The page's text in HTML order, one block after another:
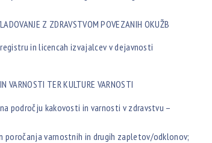
Z ZDRAVSTVOM POVEZANIH OKUŽB
in licencah izvajalcev v dejavnosti
VARNOSTI TER KULTURE VARNOSTI
področju kakovosti in varnosti v zdravstvu –
poročanja varnostnih in drugih zapletov/odklonov;